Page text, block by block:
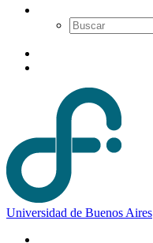
Universidad de Buenos Aires